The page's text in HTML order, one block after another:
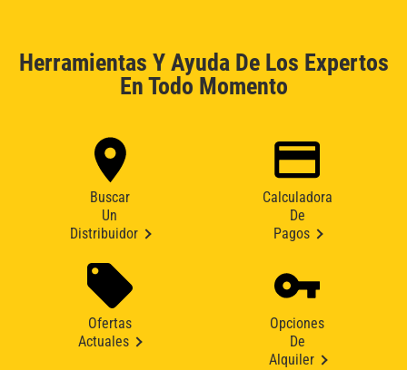
Herramientas Y Ayuda De Los Expertos
En Todo Momento
Buscar
Un
Distribuidor
Calculadora
De
Pagos
Ofertas
Actuales
Opciones
De
Alquiler